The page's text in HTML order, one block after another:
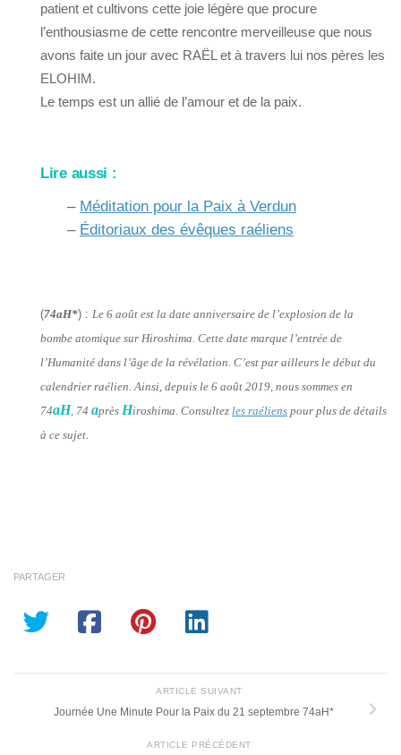
patient et cultivons cette joie légère que procure
l’enthousiasme de cette rencontre merveilleuse que nous
avons faite un jour avec RAËL et à travers lui nos pères les
ELOHIM.
Le temps est un allié de l’amour et de la paix.
Lire aussi :
– Méditation pour la Paix à Verdun
– Éditoriaux des évêques raéliens
(74aH*) : Le 6 août est la date anniversaire de l’explosion de la
bombe atomique sur Hiroshima. Cette date marque l’entrée de
l’Humanité dans l’âge de la révélation. C’est par ailleurs le début du
calendrier raélien. Ainsi, depuis le 6 août 2019, nous sommes en
74aH, 74 après Hiroshima. Consultez les raéliens pour plus de détails
à ce sujet.
PARTAGER
ARTICLE SUIVANT
Journée Une Minute Pour la Paix du 21 septembre 74aH*
ARTICLE PRÉCÉDENT